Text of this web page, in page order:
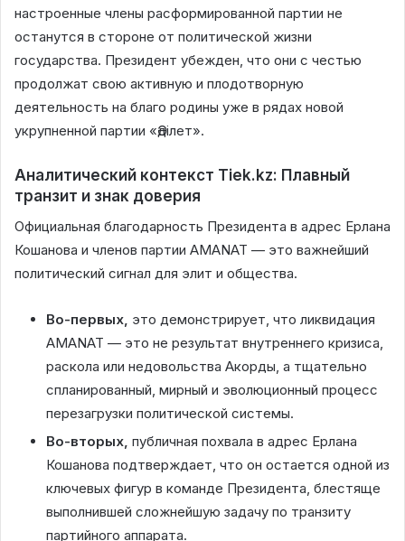
настроенные члены расформированной партии не
останутся в стороне от политической жизни
государства. Президент убежден, что они с честью
продолжат свою активную и плодотворную
деятельность на благо родины уже в рядах новой
укрупненной партии «Әділет».
Аналитический контекст Tiek.kz: Плавный
транзит и знак доверия
Официальная благодарность Президента в адрес Ерлана
Кошанова и членов партии AMANAT — это важнейший
политический сигнал для элит и общества.
Во-первых, это демонстрирует, что ликвидация
AMANAT — это не результат внутреннего кризиса,
раскола или недовольства Акорды, а тщательно
спланированный, мирный и эволюционный процесс
перезагрузки политической системы.
Во-вторых, публичная похвала в адрес Ерлана
Кошанова подтверждает, что он остается одной из
ключевых фигур в команде Президента, блестяще
выполнившей сложнейшую задачу по транзиту
партийного аппарата.